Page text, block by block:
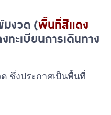
มงวด (พื้นที่สีแดง
ะเบียนการเดินทาง
ซึ่งประกาศเป็นพื้นที่